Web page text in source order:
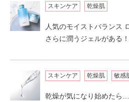
スキンケア 乾燥肌
人気のモイストバランス
さらに潤うジェルがある！
スキンケア 乾燥肌 敏感
乾燥が気になり始めたら